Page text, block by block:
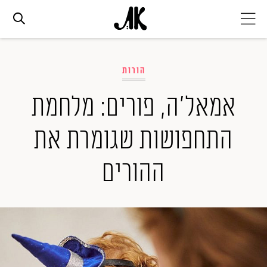
אופנה
ביוטי
סלבס
ערוצים נוספים
המגזין
הורות
אמאל'ה, פורים: מלחמת
התחפושות שגומרת את
ההורים